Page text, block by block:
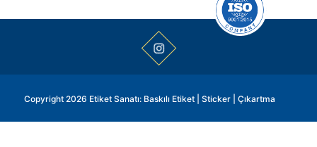
Copyright 2026 Etiket Sanatı: Baskılı Etiket | Sticker | Çıkartma